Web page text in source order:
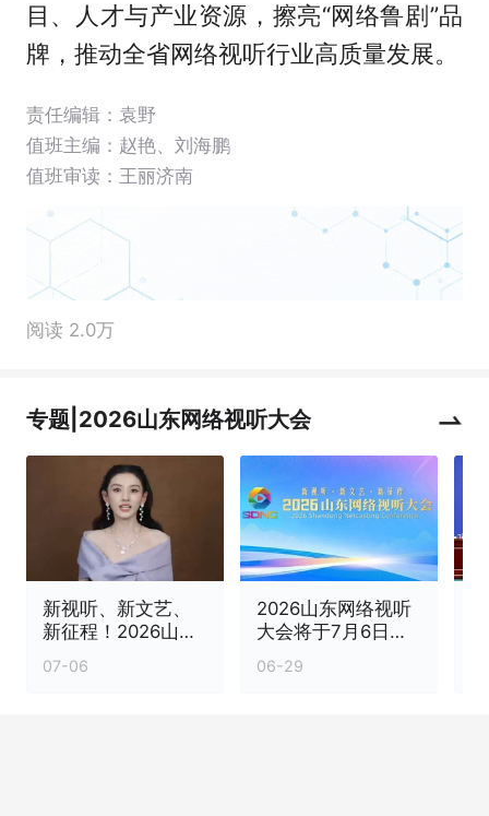
目、人才与产业资源，擦亮“网络鲁剧”品
牌，推动全省网络视听行业高质量发展。
责任编辑：袁野
值班主编： 赵艳、 刘海鹏
值班审读：王丽济南
阅读 2.0万
专题|2026山东网络视听大会
新视听、新文艺、
新征程！2026山东
网络视听大会今日
在烟台盛大启幕
07-06
2026山东网络视听
大会将于7月6日至8
日在烟台举办
06-29